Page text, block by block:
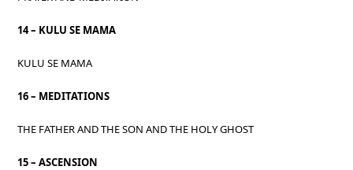
14 – KULU SE MAMA
KULU SE MAMA
16 – MEDITATIONS
THE FATHER AND THE SON AND THE HOLY GHOST
15 – ASCENSION